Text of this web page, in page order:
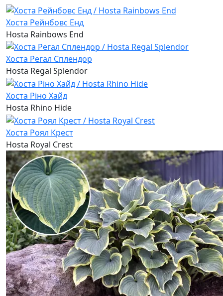
Хоста Рейнбовс Енд
Hosta Rainbows End
Хоста Регал Сплендор
Hosta Regal Splendor
Хоста Ріно Хайд
Hosta Rhino Hide
Хоста Роял Крест
Hosta Royal Crest